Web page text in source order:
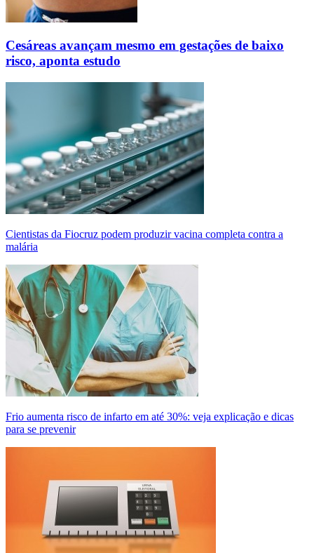
Cesáreas avançam mesmo em gestações de baixo
risco, aponta estudo
Cientistas da Fiocruz podem produzir vacina completa contra a
malária
Frio aumenta risco de infarto em até 30%: veja explicação e dicas
para se prevenir